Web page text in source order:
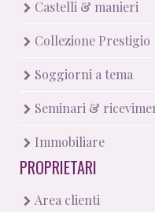
Castelli & manieri
Collezione Prestigio
Soggiorni a tema
Seminari &
Immobiliare
PROPRIETARI
Area clienti